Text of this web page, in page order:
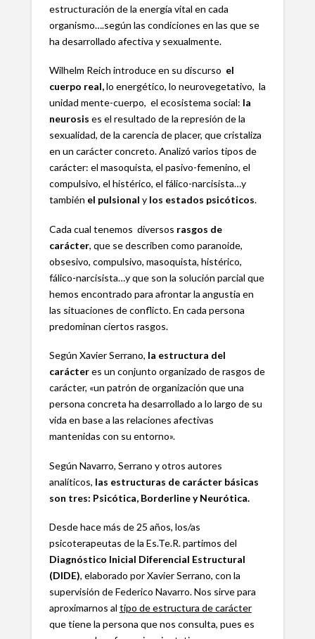
estructuración de la energía vital en cada
organismo….según las condiciones en las que se
ha desarrollado afectiva y sexualmente.
Wilhelm Reich introduce en su discurso el
cuerpo real,lo energético, lo neurovegetativo, la
unidad mente-cuerpo, el ecosistema social: la
neurosis es el resultado de la represión de la
sexualidad, de la carencia de placer, que cristaliza
en un carácter concreto. Analizó varios tipos de
carácter: el masoquista, el pasivo-femenino, el
compulsivo, el histérico, el fálico-narcisista…y
también el pulsional y los estados psicóticos.
Cada cual tenemos diversos rasgos de
carácter, que se describen como paranoide,
obsesivo, compulsivo, masoquista, histérico,
fálico-narcisista…y que son la solución parcial que
hemos encontrado para afrontar la angustia en
las situaciones de conflicto. En cada persona
predominan ciertos rasgos.
Según Xavier Serrano, la estructura del
carácteres un conjunto organizado de rasgos de
carácter, «un patrón de organización que una
persona concreta ha desarrollado a lo largo de su
vida en base a las relaciones afectivas
mantenidas con su entorno».
Según Navarro, Serrano y otros autores
analíticos, las estructuras de carácter básicas
son tres: Psicótica, Borderline y Neurótica.
Desde hace más de 25 años, los/as
psicoterapeutas de la Es.Te.R. partimos del
Diagnóstico Inicial Diferencial Estructural
(DIDE), elaborado por Xavier Serrano, con la
supervisión de Federico Navarro. Nos sirve para
aproximarnos al tipo de estructura de carácter
que tiene la persona que nos consulta, pues es